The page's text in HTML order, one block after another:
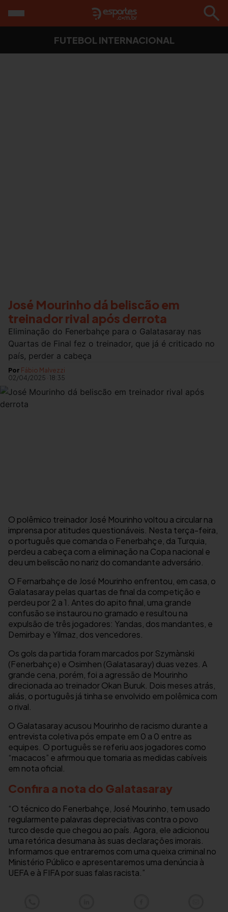
FUTEBOL INTERNACIONAL
José Mourinho dá beliscão em
treinador rival após derrota
Eliminação do Fenerbahçe para o Galatasaray nas
Quartas de Final fez o treinador, que já é criticado no
país, perder a cabeça
Por Fábio Malvezzi
02/04/2025 · 18:35
O polêmico treinador José Mourinho voltou a circular na
imprensa por atitudes questionáveis. Nesta terça-feira,
o português que comanda o Fenerbahçe, da Turquia,
perdeu a cabeça com a eliminação na Copa nacional e
deu um beliscão no nariz do comandante adversário.
O Fernarbahçe de José Mourinho enfrentou, em casa, o
Galatasaray pelas quartas de final da competição e
perdeu por 2 a 1. Antes do apito final, uma grande
confusão se instaurou no gramado e resultou na
expulsão de três jogadores: Yandas, dos mandantes, e
Demirbay e Yilmaz, dos vencedores.
Os gols da partida foram marcados por Szymànski
(Fenerbahçe) e Osimhen (Galatasaray) duas vezes. A
grande cena, porém, foi a agressão de Mourinho
direcionada ao treinador Okan Buruk. Dois meses atrás,
aliás, o português já tinha se envolvido em polêmica com
o rival.
O Galatasaray acusou Mourinho de racismo durante a
entrevista coletiva pós empate em 0 a 0 entre as
equipes. O português se referiu aos jogadores como
“macacos” e afirmou que tomaria as medidas cabíveis
em nota oficial.
Confira a nota do Galatasaray
“O técnico do Fenerbahçe, José Mourinho, tem usado
regularmente palavras depreciativas contra o povo
turco desde que chegou ao país. Agora, ele adicionou
uma retórica desumana às suas declarações imorais.
Informamos que entraremos com uma queixa criminal no
Ministério Público e apresentaremos uma denúncia à
UEFA e à FIFA por suas falas racista.”